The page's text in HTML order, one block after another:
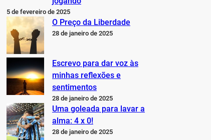
5 de fevereiro de 2025
O Preço da Liberdade
28 de janeiro de 2025
Escrevo para dar voz às
minhas reflexões e
sentimentos
28 de janeiro de 2025
Uma goleada para lavar a
alma: 4 x 0!
28 de janeiro de 2025